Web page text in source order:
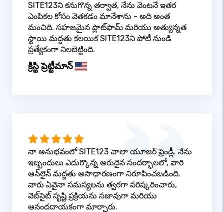
SITE123ని కనుగొన్న తర్వాత, నేను వెంటనే ఇతర
ఎంపికల కోసం వెతకడం మానేశాను - అది అంత
మంచిది. సహజమైన ప్లాట్‌ఫామ్ మరియు అత్యున్నత
స్థాయి మద్దతు కలయిక SITE123ని పోటీ నుండి
ప్రత్యేకంగా నిలబెట్టింది.
క్రిస్టి ప్రెట్టీమాన్
నా అనుభవంలో SITE123 చాలా యూజర్ ఫ్రెండ్లీ. నేను
ఇబ్బందులు ఎదుర్కొన్న అరుదైన సందర్భాలలో, వారి
ఆన్‌లైన్ మద్దతు అసాధారణంగా నిరూపించబడింది.
వారు ఏవైనా సమస్యలను త్వరగా పరిష్కరించారు,
వెబ్‌సైట్ సృష్టి ప్రక్రియను సజావుగా మరియు
ఆనందదాయకంగా మార్చారు.